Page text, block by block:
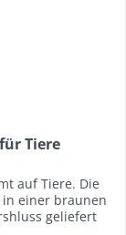
Tiere
auf Tiere. Die
einer braunen
geliefert